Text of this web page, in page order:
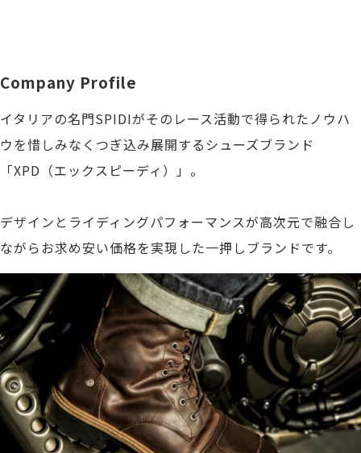
Company Profile
イタリアの名門SPIDIがそのレース活動で得られたノウハ
ウを惜しみなくつぎ込み展開するシューズブランド
「XPD（エックスピーディ）」。
デザインとライディングパフォーマンスが高次元で融合し
ながらお求め安い価格を実現した一押しブランドです。